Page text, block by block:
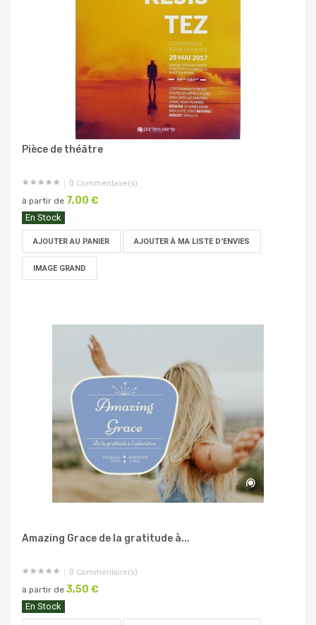
Pièce de théâtre
0 Commentaire(s)
à partir de 7,00 €
En Stock
AJOUTER AU PANIER AJOUTER À MA LISTE D'ENVIES
IMAGE GRAND
Amazing Grace de la gratitude à...
0 Commentaire(s)
à partir de 3,50 €
En Stock